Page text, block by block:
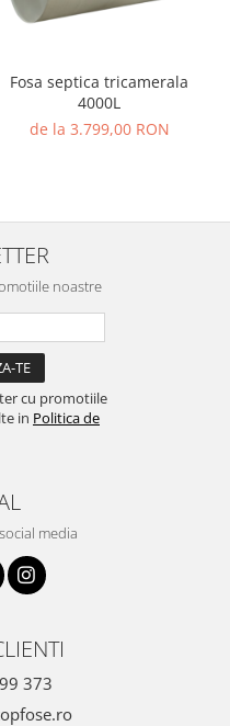
Fosa septica tricamerala
4000L
de la 3.799,00 RON
noastre
cu promotiile
in Politica de
media
373